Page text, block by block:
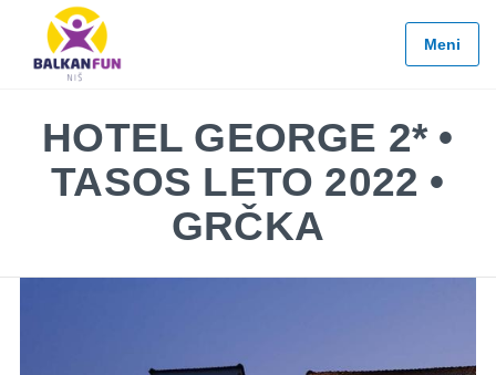
Travel
2026
EVROPSKI
GRADOVI
Meni
HOTEL GEORGE 2* •
TASOS LETO 2022 •
GRČKA